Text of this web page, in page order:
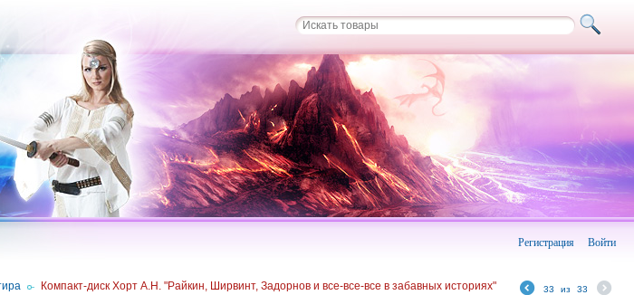
Войти
Регистрация
/ Компакт-диск Хорт А.Н. "Райкин, Ширвинт, Задорнов и все-все-все в забавных историях" 33 из 33